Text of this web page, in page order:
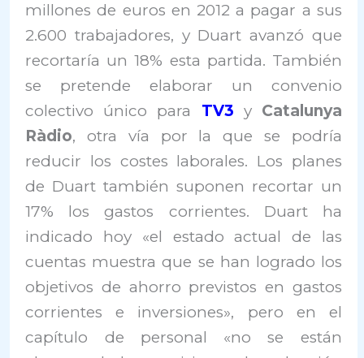
millones de euros en 2012 a pagar a sus
2.600 trabajadores, y Duart avanzó que
recortaría un 18% esta partida. También
se pretende elaborar un convenio
colectivo único para TV3 y Catalunya
Ràdio, otra vía por la que se podría
reducir los costes laborales. Los planes
de Duart también suponen recortar un
17% los gastos corrientes. Duart ha
indicado hoy «el estado actual de las
cuentas muestra que se han logrado los
objetivos de ahorro previstos en gastos
corrientes e inversiones», pero en el
capítulo de personal «no se están